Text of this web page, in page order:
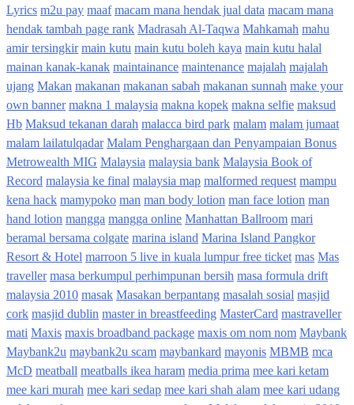
Lyrics m2u pay maaf macam mana hendak jual data macam mana
hendak tambah page rank Madrasah Al-Taqwa Mahkamah mahu
amir tersingkir main kutu main kutu boleh kaya main kutu halal
mainan kanak-kanak maintainance maintenance majalah majalah
ujang Makan makanan makanan sabah makanan sunnah make your
own banner makna 1 malaysia makna kopek makna selfie maksud
Hb Maksud tekanan darah malacca bird park malam malam jumaat
malam lailatulqadar Malam Penghargaan dan Penyampaian Bonus
Metrowealth MIG Malaysia malaysia bank Malaysia Book of
Record malaysia ke final malaysia map malformed request mampu
kena hack mamypoko man man body lotion man face lotion man
hand lotion mangga mangga online Manhattan Ballroom mari
beramal bersama colgate marina island Marina Island Pangkor
Resort & Hotel marroon 5 live in kuala lumpur free ticket mas Mas
traveller masa berkumpul perhimpunan bersih masa formula drift
malaysia 2010 masak Masakan berpantang masalah sosial masjid
cork masjid dublin master in breastfeeding MasterCard mastraveller
mati Maxis maxis broadband package maxis om nom nom Maybank
Maybank2u maybank2u scam maybankard mayonis MBMB mca
McD meatball meatballs ikea haram media prima mee kari ketam
mee kari murah mee kari sedap mee kari shah alam mee kari udang